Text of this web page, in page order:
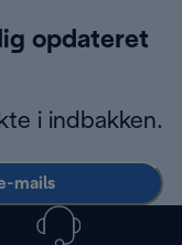
opdateret
i indbakken.
mails